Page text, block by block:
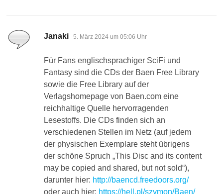
Janaki sagt:
5. März 2024 um 05:06 Uhr
Für Fans englischsprachiger SciFi und
Fantasy sind die CDs der Baen Free Library
sowie die Free Library auf der
Verlagshomepage von Baen.com eine
reichhaltige Quelle hervorragenden
Lesestoffs. Die CDs finden sich an
verschiedenen Stellen im Netz (auf jedem
der physischen Exemplare steht übrigens
der schöne Spruch „This Disc and its content
may be copied and shared, but not sold“),
darunter hier: http://baencd.freedoors.org/
oder auch hier: https://hell.pl/szymon/Baen/